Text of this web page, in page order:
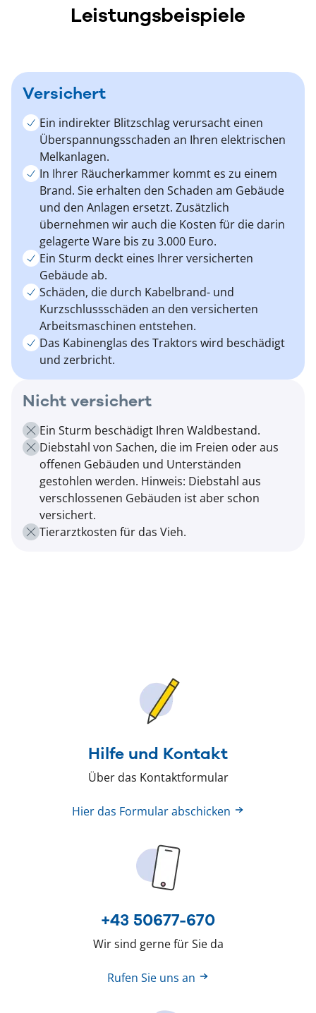
Leistungsbeispiele
Versichert
Ein indirekter Blitzschlag verursacht einen
Überspannungsschaden an Ihren elektrischen
Melkanlagen.
In Ihrer Räucherkammer kommt es zu einem
Brand. Sie erhalten den Schaden am Gebäude
und den Anlagen ersetzt. Zusätzlich
übernehmen wir auch die Kosten für die darin
gelagerte Ware bis zu 3.000 Euro.
Ein Sturm deckt eines Ihrer versicherten
Gebäude ab.
Schäden, die durch Kabelbrand- und
Kurzschlussschäden an den versicherten
Arbeitsmaschinen entstehen.
Das Kabinenglas des Traktors wird beschädigt
und zerbricht.
Nicht versichert
Ein Sturm beschädigt Ihren Waldbestand.
Diebstahl von Sachen, die im Freien oder aus
offenen Gebäuden und Unterständen
gestohlen werden. Hinweis: Diebstahl aus
verschlossenen Gebäuden ist aber schon
versichert.
Tierarztkosten für das Vieh.
Hilfe und Kontakt
Über das Kontaktformular
Hier das Formular abschicken
+43 50677-670
Wir sind gerne für Sie da
Rufen Sie uns an